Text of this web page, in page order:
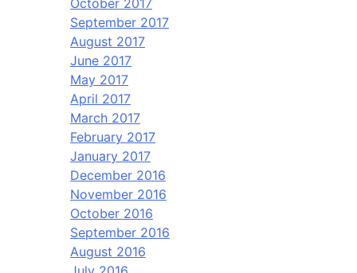
October 2017
September 2017
August 2017
June 2017
May 2017
April 2017
March 2017
February 2017
January 2017
December 2016
November 2016
October 2016
September 2016
August 2016